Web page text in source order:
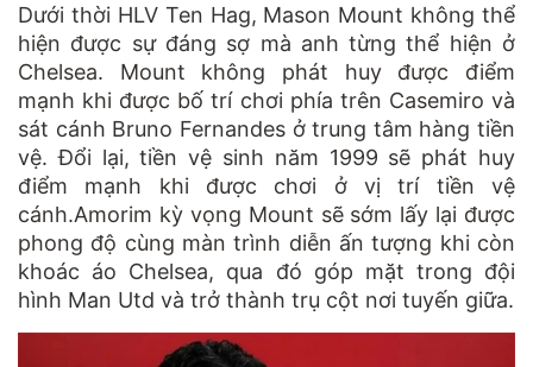
Dưới thời HLV Ten Hag, Mason Mount không thể
hiện được sự đáng sợ mà anh từng thể hiện ở
Chelsea. Mount không phát huy được điểm
mạnh khi được bố trí chơi phía trên Casemiro và
sát cánh Bruno Fernandes ở trung tâm hàng tiền
vệ. Đổi lại, tiền vệ sinh năm 1999 sẽ phát huy
điểm mạnh khi được chơi ở vị trí tiền vệ
cánh.Amorim kỳ vọng Mount sẽ sớm lấy lại được
phong độ cùng màn trình diễn ấn tượng khi còn
khoác áo Chelsea, qua đó góp mặt trong đội
hình Man Utd và trở thành trụ cột nơi tuyến giữa.